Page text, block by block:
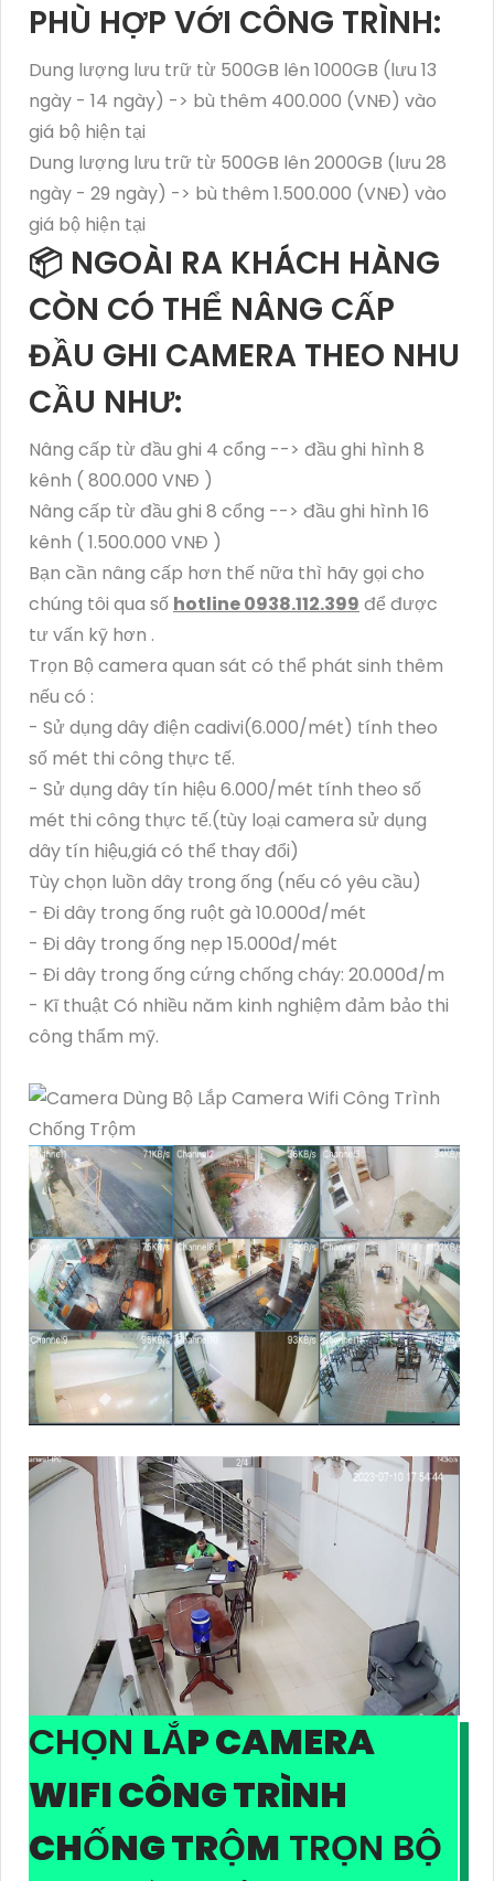
PHÙ HỢP VỚI CÔNG TRÌNH:
Dung lượng lưu trữ từ 500GB lên 1000GB (lưu 13
ngày - 14 ngày) -> bù thêm 400.000 (VNĐ) vào
giá bộ hiện tại
Dung lượng lưu trữ từ 500GB lên 2000GB (lưu 28
ngày - 29 ngày) -> bù thêm 1.500.000 (VNĐ) vào
giá bộ hiện tại
📦 NGOÀI RA KHÁCH HÀNG
CÒN CÓ THỂ NÂNG CẤP
ĐẦU GHI CAMERA THEO NHU
CẦU NHƯ:
Nâng cấp từ đầu ghi 4 cổng --> đầu ghi hình 8
kênh ( 800.000 VNĐ )
Nâng cấp từ đầu ghi 8 cổng --> đầu ghi hình 16
kênh ( 1.500.000 VNĐ )
Bạn cần nâng cấp hơn thế nữa thì hãy gọi cho
chúng tôi qua số hotline 0938.112.399 để được
tư vấn kỹ hơn .
Trọn Bộ camera quan sát có thể phát sinh thêm
nếu có :
- Sử dụng dây điện cadivi(6.000/mét) tính theo
số mét thi công thực tế.
- Sử dụng dây tín hiệu 6.000/mét tính theo số
mét thi công thực tế.(tùy loại camera sử dụng
dây tín hiệu,giá có thể thay đổi)
Tùy chọn luồn dây trong ống (nếu có yêu cầu)
- Đi dây trong ống ruột gà 10.000đ/mét
- Đi dây trong ống nẹp 15.000đ/mét
- Đi dây trong ống cứng chống cháy: 20.000đ/m
- Kĩ thuật Có nhiều năm kinh nghiệm đảm bảo thi
công thẩm mỹ.
CHỌN LẮP CAMERA
WIFI CÔNG TRÌNH
CHỐNG TRỘM TRỌN BỘ